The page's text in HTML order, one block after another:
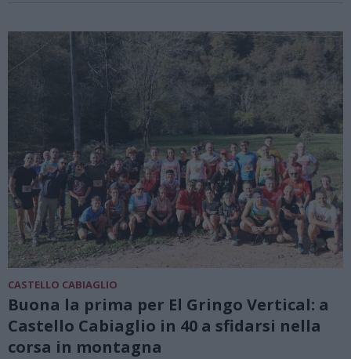
CASTELLO CABIAGLIO
Buona la prima per El Gringo Vertical: a
Castello Cabiaglio in 40 a sfidarsi nella
corsa in montagna